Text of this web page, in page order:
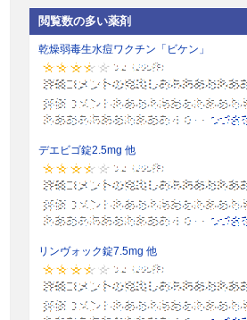
閲覧数の多い薬剤
乾燥弱毒生水痘ワクチン「ビケン」
デエビゴ錠2.5mg 他
リンヴォック錠7.5mg 他